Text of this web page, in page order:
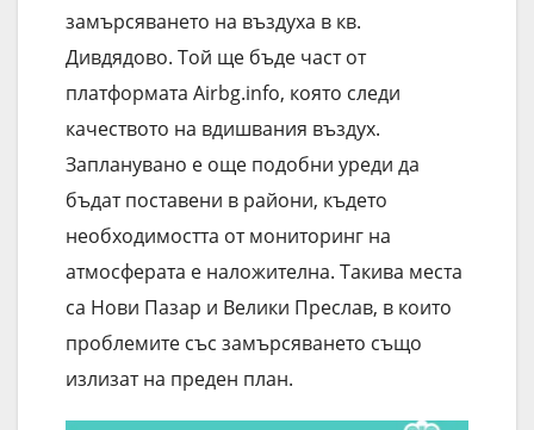
замърсяването на въздуха в кв.
Дивдядово. Той ще бъде част от
платформата Airbg.info, която следи
качеството на вдишвания въздух.
Запланувано е още подобни уреди да
бъдат поставени в райони, където
необходимостта от мониторинг на
атмосферата е наложителна. Такива места
са Нови Пазар и Велики Преслав, в които
проблемите със замърсяването също
излизат на преден план.